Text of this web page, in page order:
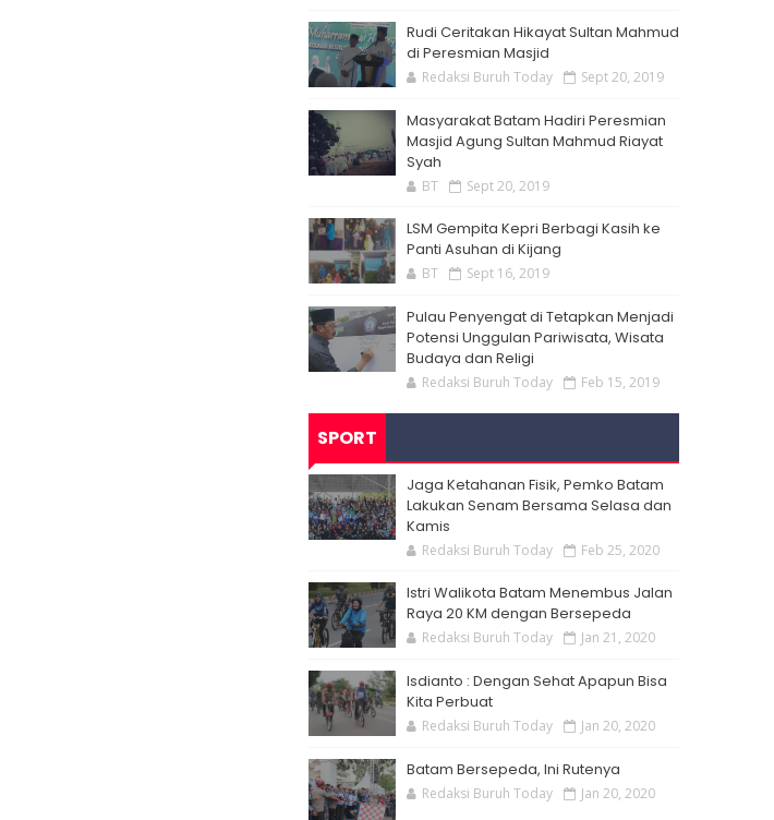
Rudi Ceritakan Hikayat Sultan Mahmud
di Peresmian Masjid
Redaksi Buruh Today Sept 20, 2019
Masyarakat Batam Hadiri Peresmian
Masjid Agung Sultan Mahmud Riayat
Syah
BT Sept 20, 2019
LSM Gempita Kepri Berbagi Kasih ke
Panti Asuhan di Kijang
BT Sept 16, 2019
Pulau Penyengat di Tetapkan Menjadi
Potensi Unggulan Pariwisata, Wisata
Budaya dan Religi
Redaksi Buruh Today Feb 15, 2019
SPORT
Jaga Ketahanan Fisik, Pemko Batam
Lakukan Senam Bersama Selasa dan
Kamis
Redaksi Buruh Today Feb 25, 2020
Istri Walikota Batam Menembus Jalan
Raya 20 KM dengan Bersepeda
Redaksi Buruh Today Jan 21, 2020
Isdianto : Dengan Sehat Apapun Bisa
Kita Perbuat
Redaksi Buruh Today Jan 20, 2020
Batam Bersepeda, Ini Rutenya
Redaksi Buruh Today Jan 20, 2020